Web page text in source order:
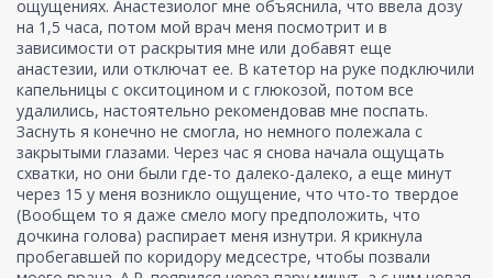
ощущениях. Анастезиолог мне объяснила, что ввела дозу
на 1,5 часа, потом мой врач меня посмотрит и в
зависимости от раскрытия мне или добавят еще
анастезии, или отключат ее. В катетор на руке подключили
капельницы с окситоцином и с глюкозой, потом все
удалились, настоятельно рекомендовав мне поспать.
Заснуть я конечно не смогла, но немного полежала с
закрытыми глазами. Через час я снова начала ощущать
схватки, но они были где-то далеко-далеко, а еще минут
через 15 у меня возникло ощущение, что что-то твердое
(Вообщем то я даже смело могу предположить, что
дочкина голова) распирает меня изнутри. Я крикнула
пробегавшей по коридору медсестре, чтобы позвали